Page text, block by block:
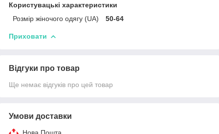
Користувацькі характеристики
Розмір жіночого одягу (UA)
50-64
Приховати
Відгуки про товар
Ще немає відгуків про цей товар
Умови доставки
Нова Пошта